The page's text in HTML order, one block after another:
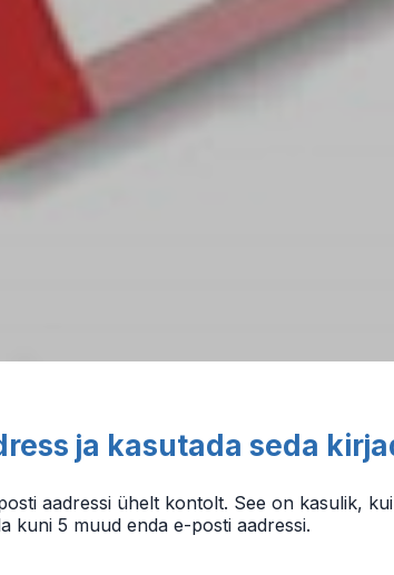
ja kasutada seda
aadressi ühelt kontolt. See on kasulik,
kuni 5 muud enda e-posti aadressi.